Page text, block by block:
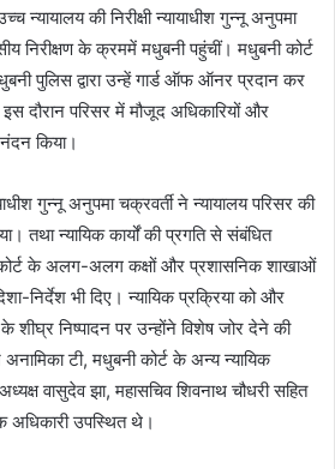
न्यायालय की निरीक्षी न्यायाधीश गुन्नू अनुपमा
निरीक्षण के क्रममें मधुबनी पहुंचीं। मधुबनी कोर्ट
पुलिस द्वारा उन्हें गार्ड ऑफ ऑनर प्रदान कर
दौरान परिसर में मौजूद अधिकारियों और
किया।
गुन्नू अनुपमा चक्रवर्ती ने न्यायालय परिसर की
तथा न्यायिक कार्यों की प्रगति से संबंधित
कोर्ट के अलग-अलग कक्षों और प्रशासनिक शाखाओं
निर्देश भी दिए। न्यायिक प्रक्रिया को और
निष्पादन पर उन्होंने विशेष जोर देने की
टी, मधुबनी कोर्ट के अन्य न्यायिक
वासुदेव झा, महासचिव शिवनाथ चौधरी सहित
अधिकारी उपस्थित थे।